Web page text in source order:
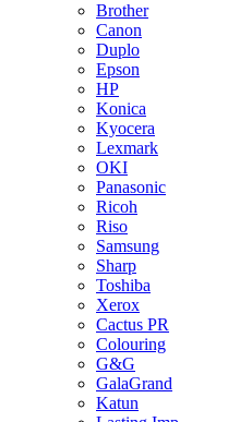
Brother
Canon
Duplo
Epson
HP
Konica
Kyocera
Lexmark
OKI
Panasonic
Ricoh
Riso
Samsung
Sharp
Toshiba
Xerox
Cactus PR
Colouring
G&G
GalaGrand
Katun